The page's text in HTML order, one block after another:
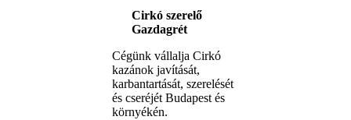
Cirkó szerelő
Gazdagrét
Cégünk vállalja Cirkó
kazánok javítását,
karbantartását, szerelését
és cseréjét Budapest és
környékén.